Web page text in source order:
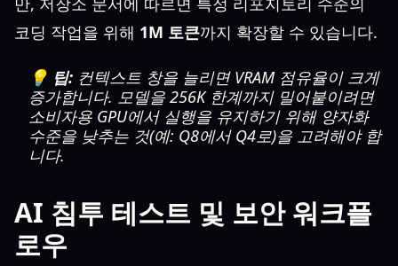
코딩 작업을 위해 1M 토큰까지 확장할 수 있습니다.
💡 팁: 컨텍스트 창을 늘리면 VRAM 점유율이 크게
증가합니다. 모델을 256K 한계까지 밀어붙이려면
소비자용 GPU에서 실행을 유지하기 위해 양자화
수준을 낮추는 것(예: Q8에서 Q4로)을 고려해야 합
니다.
AI 침투 테스트 및 보안 워크플
로우